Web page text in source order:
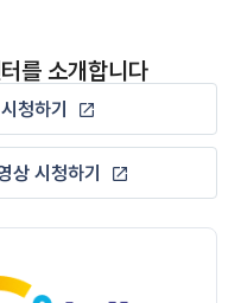
를 소개합니다
청하기
상 시청하기